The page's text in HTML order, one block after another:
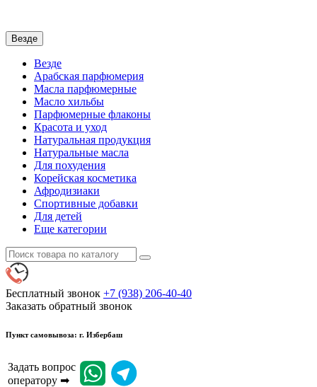
Везде
Везде
Арабская парфюмерия
Масла парфюмерные
Масло хильбы
Парфюмерные флаконы
Красота и уход
Натуральная продукция
Натуральные масла
Для похудения
Корейская косметика
Афродизиаки
Спортивные добавки
Для детей
Еще категории
Бесплатный звонок +7 (938) 206-40-40
Заказать обратный звонок
Пункт самовывоза: г. Избербаш
Задать вопрос
оператору ➡